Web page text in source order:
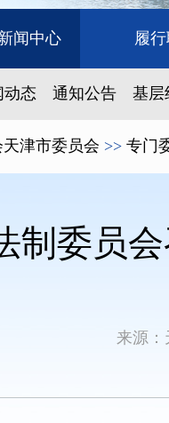
闻中心 履
动态 通知公告 基层
津市委员会 >> 专门
制委员
来源